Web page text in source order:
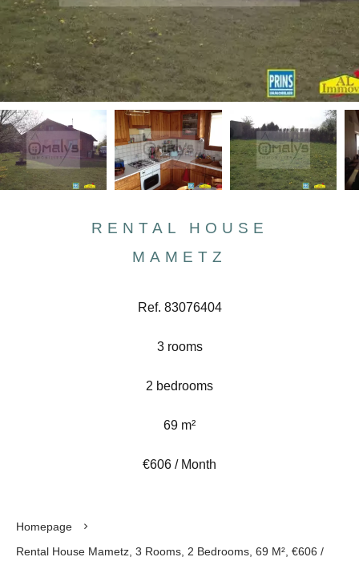
RENTAL HOUSE
MAMETZ
Ref. 83076404
3 rooms
2 bedrooms
69 m²
€606 / Month
Homepage
Rental House Mametz, 3 Rooms, 2 Bedrooms, 69 M², €606 /